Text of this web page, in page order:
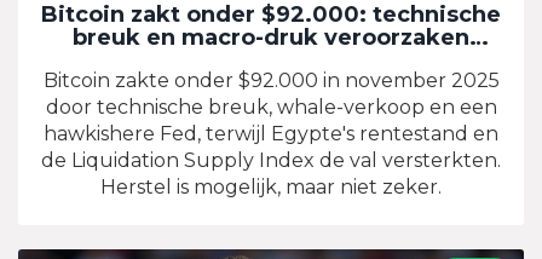
Bitcoin zakt onder $92.000: technische
breuk en macro-druk veroorzaken
Bitcoin zakte onder $92.000 in november 2025
door technische breuk, whale-verkoop en een
hawkishere Fed, terwijl Egypte's rentestand en
de Liquidation Supply Index de val versterkten.
Herstel is mogelijk, maar niet zeker.